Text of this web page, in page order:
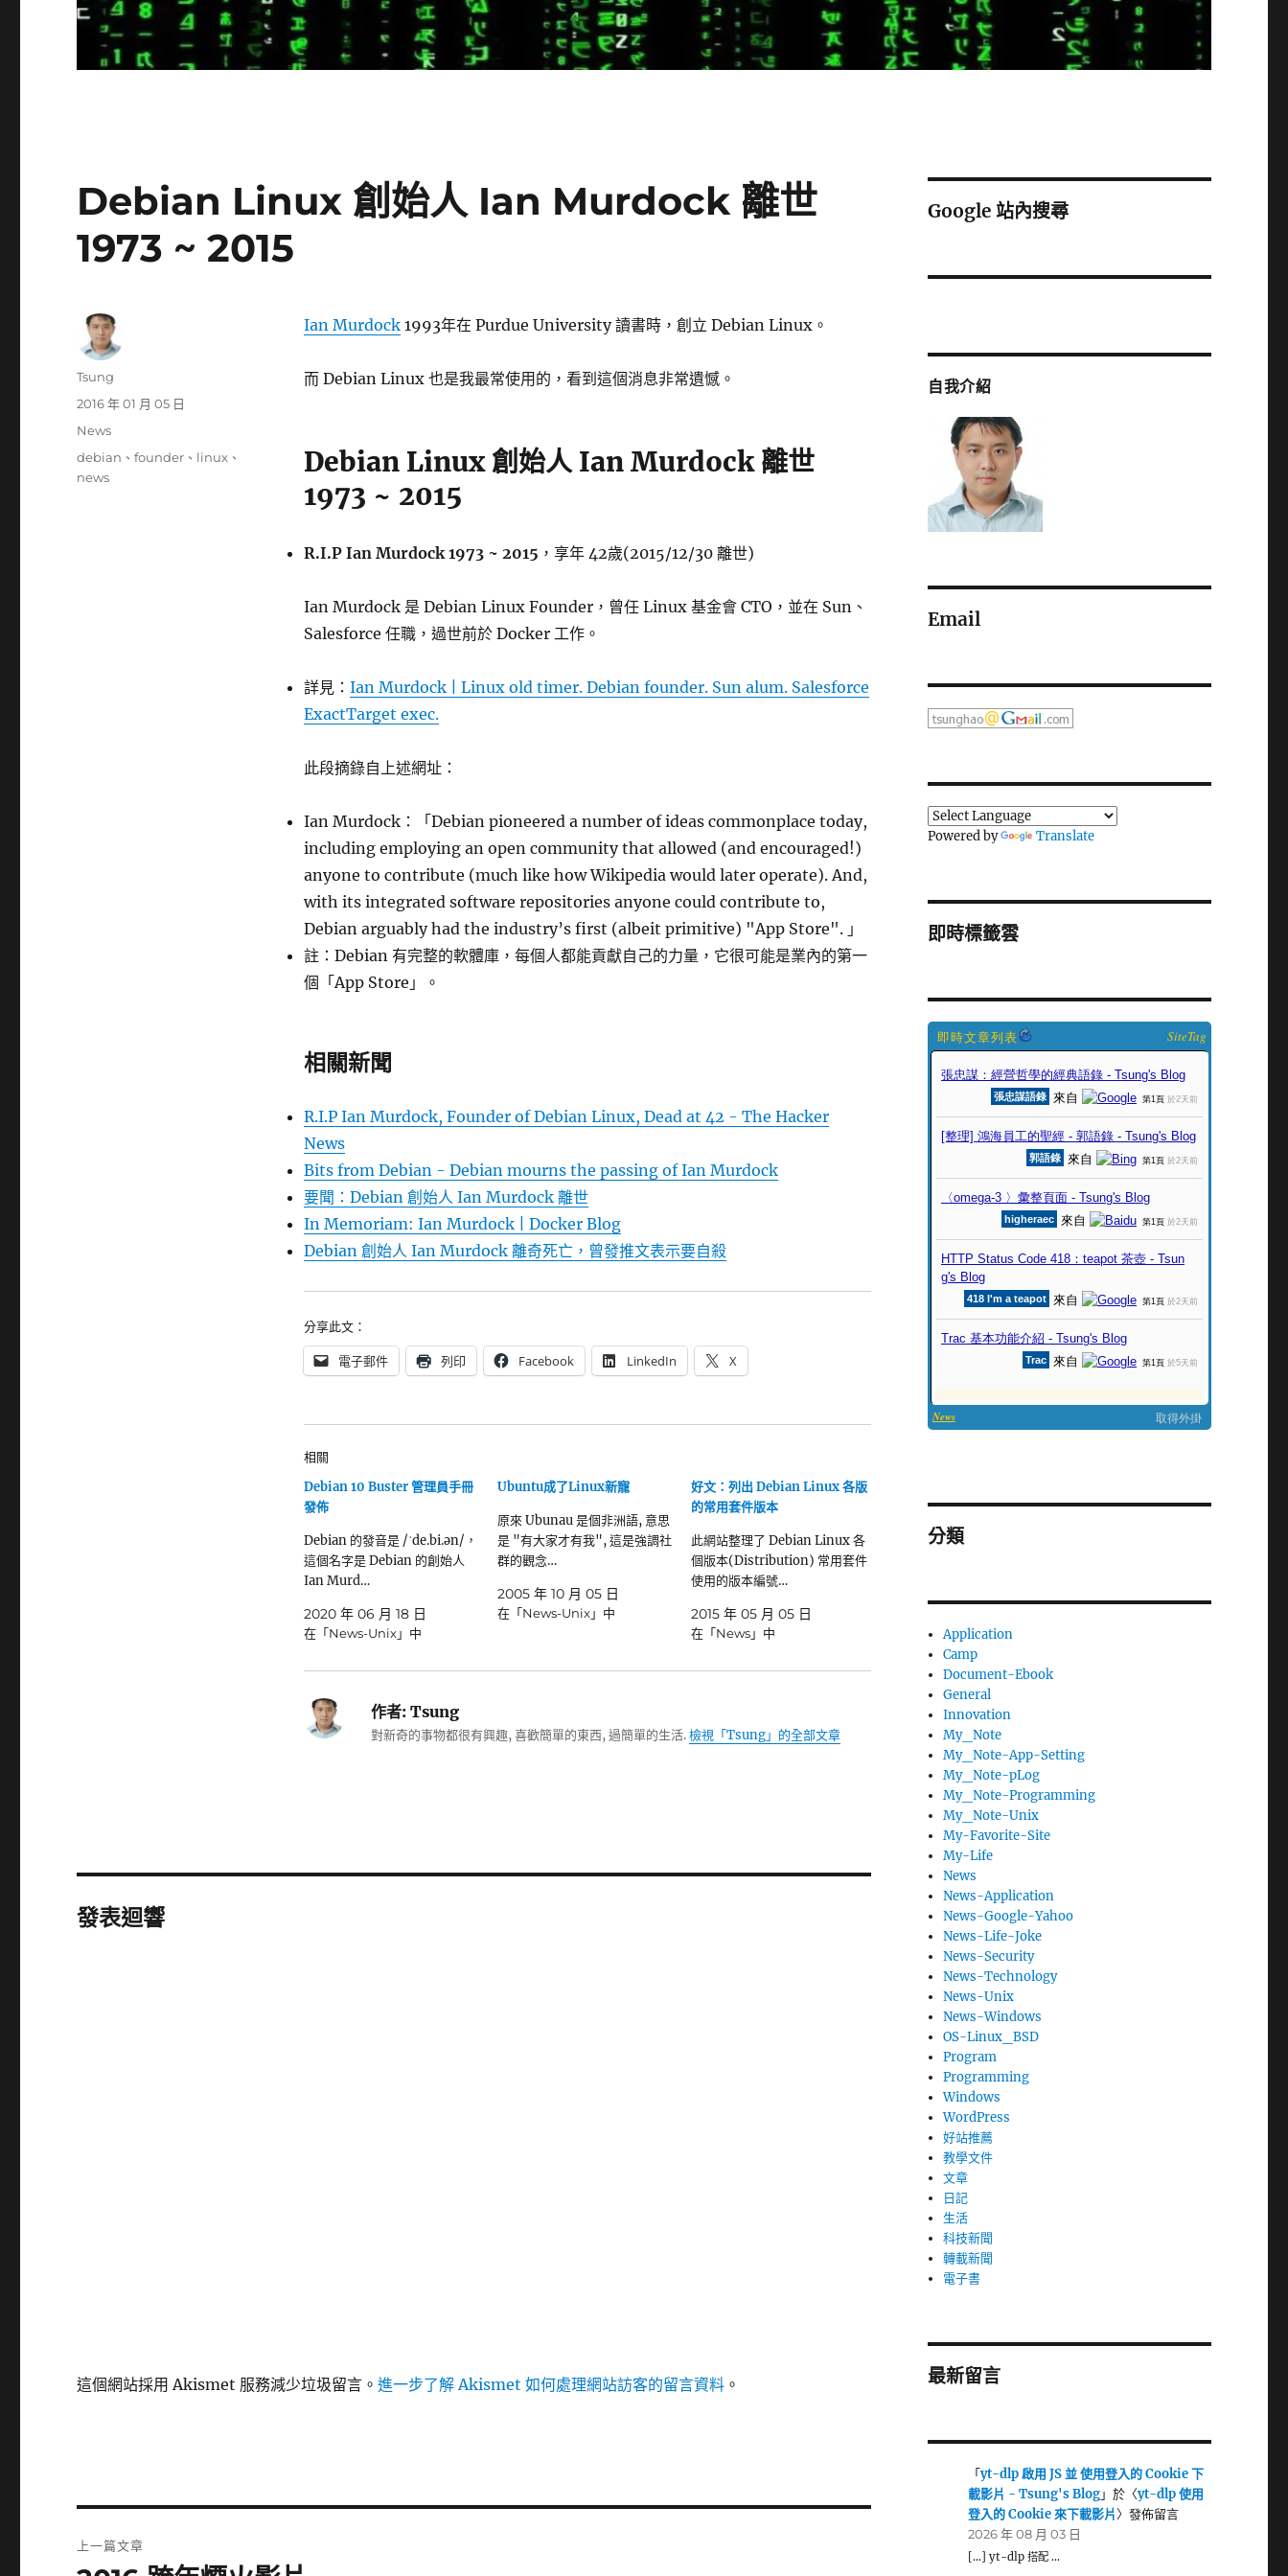
Debian Linux 創始人 Ian Murdock 離世
1973 ~ 2015
Ian Murdock1993年在 Purdue University 讀書時，創立 Debian Linux。
而 Debian Linux 也是我最常使用的，看到這個消息非常遺憾。
Debian Linux 創始人 Ian Murdock 離世
1973 ~ 2015
R.I.P Ian Murdock 1973 ~ 2015 ，享年 42歲(2015/12/30 離世)
Ian Murdock 是 Debian Linux Founder，曾任 Linux 基金會 CTO，並在 Sun、
Salesforce 任職，過世前於 Docker 工作。
詳見： Ian Murdock | Linux old timer. Debian founder. Sun alum. Salesforce
ExactTarget exec.
此段摘錄自上述網址：
Ian Murdock：「Debian pioneered a number of ideas commonplace today,
including employing an open community that allowed (and encouraged!)
anyone to contribute (much like how Wikipedia would later operate). And,
with its integrated software repositories anyone could contribute to,
Debian arguably had the industry’s first (albeit primitive) "App Store". 」
註：Debian 有完整的軟體庫，每個人都能貢獻自己的力量，它很可能是業內的第一
個「App Store」。
相關新聞
R.I.P Ian Murdock, Founder of Debian Linux, Dead at 42 - The Hacker
News
Bits from Debian - Debian mourns the passing of Ian Murdock
要聞：Debian 創始人 Ian Murdock 離世
In Memoriam: Ian Murdock | Docker Blog
Debian 創始人 Ian Murdock 離奇死亡，曾發推文表示要自殺
分享此文：
電子郵件 列印 Facebook LinkedIn X
相關
Debian 10 Buster 管理員手冊
發佈
Debian 的發音是 /ˈde.bi.ən/，
這個名字是 Debian 的創始人
Ian Murd…
2020 年 06 月 18 日
在「News-Unix」中
Ubuntu成了Linux新寵
原來 Ubunau 是個非洲語, 意思
是 "有大家才有我", 這是強調社
群的觀念…
2005 年 10 月 05 日
在「News-Unix」中
好文：列出 Debian Linux 各版
的常用套件版本
此網站整理了 Debian Linux 各
個版本(Distribution) 常用套件
使用的版本編號…
2015 年 05 月 05 日
在「News」中
作者:Tsung
對新奇的事物都很有興趣, 喜歡簡單的東西, 過簡單的生活.檢視「Tsung」的全部文章
作
Tsung
發
期:
2016 年 01 月 05 日
分
類
News
標
籤
debian 、founder 、 linux 、
news
發表迴響
這個網站採用 Akismet 服務減少垃圾留言。進一步了解 Akismet 如何處理網站訪客的留言資料 。
章
上一篇文章
Google 站內搜尋
自我介紹
Email
Powered by Translate
即時標籤雲
SiteTag
分類
Application
Camp
Document-Ebook
General
Innovation
My_Note
My_Note-App-Setting
My_Note-pLog
My_Note-Programming
My_Note-Unix
My-Favorite-Site
My-Life
News
News-Application
News-Google-Yahoo
News-Life-Joke
News-Security
News-Technology
News-Unix
News-Windows
OS-Linux_BSD
Program
Programming
Windows
WordPress
好站推薦
教學文件
文章
日記
生活
科技新聞
轉載新聞
電子書
最新留言
「yt-dlp 啟用 JS 並 使用登入的 Cookie 下
載影片 - Tsung's Blog」於〈yt-dlp 使用
登入的 Cookie 來下載影片〉發佈留言
2026 年 08 月 03 日
[…] yt-dlp 搭配 …